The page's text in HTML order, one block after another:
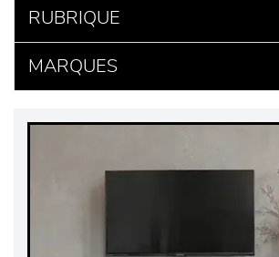
RUBRIQUE
MARQUES